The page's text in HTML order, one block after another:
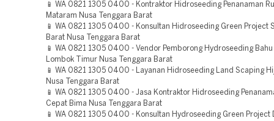
📱 WA 0821 1305 0400 - Kontraktor Hidroseeding Penanaman
Mataram Nusa Tenggara Barat
📱 WA 0821 1305 0400 - Konsultan Hidroseeding Green Project
Barat Nusa Tenggara Barat
📱 WA 0821 1305 0400 - Vendor Pemborong Hydroseeding Bahu
Lombok Timur Nusa Tenggara Barat
📱 WA 0821 1305 0400 - Layanan Hidroseeding Land Scaping
Nusa Tenggara Barat
📱 WA 0821 1305 0400 - Jasa Kontraktor Hidroseeding
Cepat Bima Nusa Tenggara Barat
📱 WA 0821 1305 0400 - Konsultan Hydroseeding Green Project